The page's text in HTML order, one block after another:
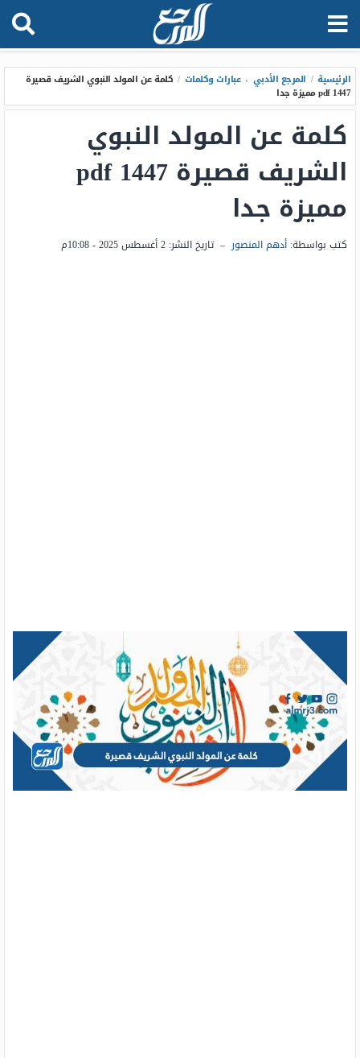
الرئيسية / المرجع الأدبي ، عبارات وكلمات / كلمة عن المولد النبوي الشريف قصيرة
1447 pdf مميزة جدا
كلمة عن المولد النبوي
الشريف قصيرة 1447 pdf
مميزة جدا
كتب بواسطة: أدهم المنصور – تاريخ النشر: 2 أغسطس 2025 - 10:08م